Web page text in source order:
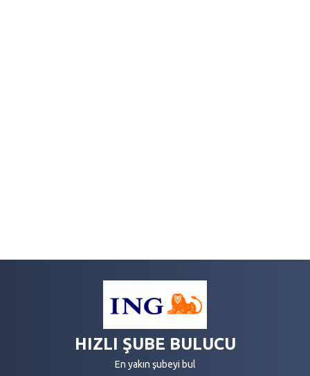
HIZLI ŞUBE BULUCU
En yakın şubeyi bul